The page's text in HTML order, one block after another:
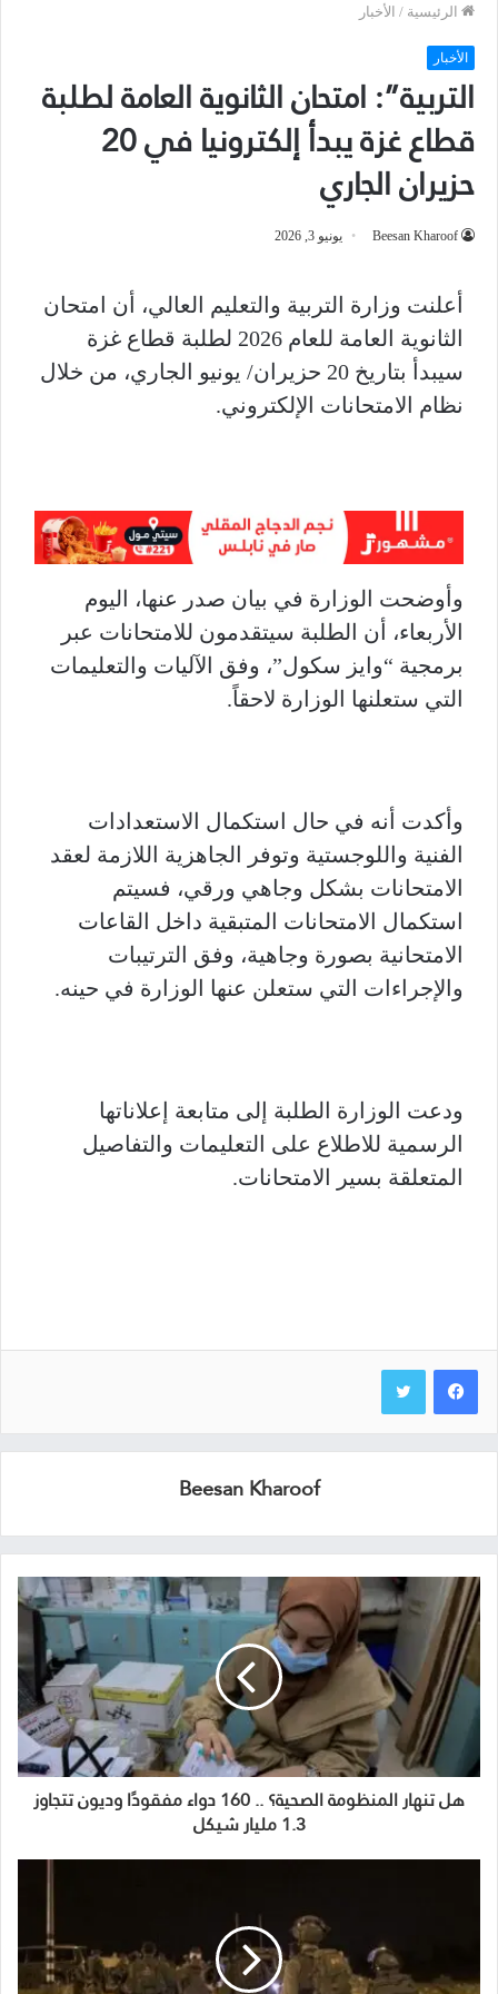
الرئيسية / الأخبار
الأخبار
التربية”: امتحان الثانوية العامة لطلبة
قطاع غزة يبدأ إلكترونيا في 20
حزيران الجاري
Beesan Kharoof يونيو 3, 2026
أعلنت وزارة التربية والتعليم العالي، أن امتحان
الثانوية العامة للعام 2026 لطلبة قطاع غزة
سيبدأ بتاريخ 20 حزيران/ يونيو الجاري، من خلال
نظام الامتحانات الإلكتروني.
وأوضحت الوزارة في بيان صدر عنها، اليوم
الأربعاء، أن الطلبة سيتقدمون للامتحانات عبر
برمجية “وايز سكول”، وفق الآليات والتعليمات
التي ستعلنها الوزارة لاحقاً.
وأكدت أنه في حال استكمال الاستعدادات
الفنية واللوجستية وتوفر الجاهزية اللازمة لعقد
الامتحانات بشكل وجاهي ورقي، فسيتم
استكمال الامتحانات المتبقية داخل القاعات
الامتحانية بصورة وجاهية، وفق الترتيبات
والإجراءات التي ستعلن عنها الوزارة في حينه.
ودعت الوزارة الطلبة إلى متابعة إعلاناتها
الرسمية للاطلاع على التعليمات والتفاصيل
المتعلقة بسير الامتحانات.
Beesan Kharoof
هل تنهار المنظومة الصحية؟ .. 160 دواء مفقودًا وديون تتجاوز
1.3 مليار شيكل